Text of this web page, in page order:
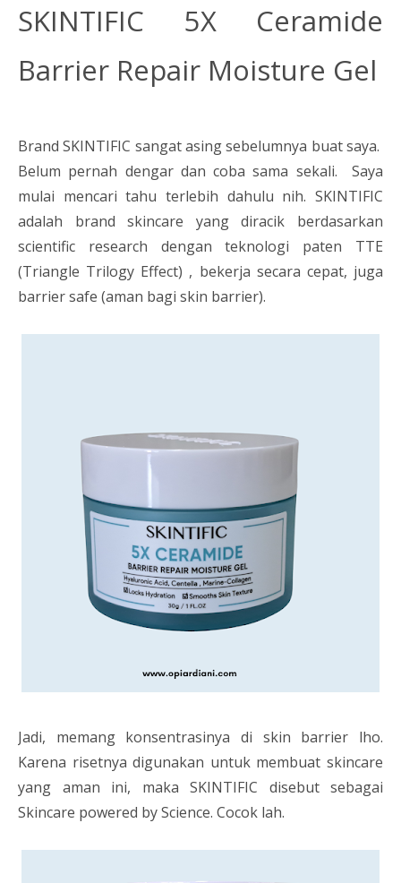
SKINTIFIC 5X Ceramide
Barrier Repair Moisture Gel
Brand SKINTIFIC sangat asing sebelumnya buat saya.
Belum pernah dengar dan coba sama sekali. Saya
mulai mencari tahu terlebih dahulu nih. SKINTIFIC
adalah brand skincare yang diracik berdasarkan
scientific research dengan teknologi paten TTE
(Triangle Trilogy Effect) , bekerja secara cepat, juga
barrier safe (aman bagi skin barrier).
Jadi, memang konsentrasinya di skin barrier lho.
Karena risetnya digunakan untuk membuat skincare
yang aman ini, maka SKINTIFIC disebut sebagai
Skincare powered by Science. Cocok lah.